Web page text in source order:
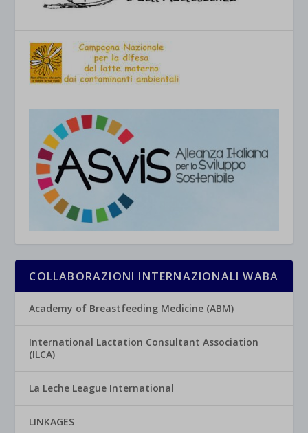
COLLABORAZIONI INTERNAZIONALI WABA
Academy of Breastfeeding Medicine (ABM)
International Lactation Consultant Association
(ILCA)
La Leche League International
LINKAGES